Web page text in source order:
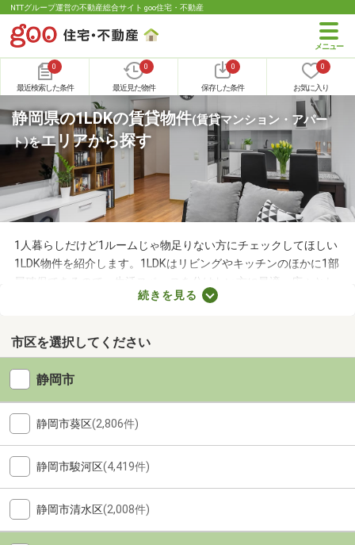
NTTグループ運営の不動産総合サイト goo住宅・不動産
0
最近検索した条件
0
最近見た物件
0
保存した条件
0
お気に入り
静岡県の1LDKの賃貸物件(賃貸マンション・アパー
ト)をエリアから探す
1人暮らしだけど1ルームじゃ物足りない方にチェックしてほしい
1LDK物件を紹介します。1LDKはリビングやキッチンのほかに1部
屋確保できるので、生活スペースを分けたい方に最適。広々とし
たLDKの物件を選べば、ゆったりとくつろげる理想のお部屋に住
えるお部屋を見つけてくださいね。
続きを見る
市区を選択してください
静岡市
静岡市葵区(2,806件)
静岡市駿河区(4,419件)
静岡市清水区(2,008件)